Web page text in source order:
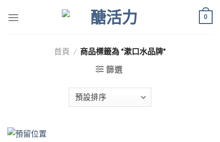
0
首頁 / 商品標籤為 “漱口水品牌”
篩選